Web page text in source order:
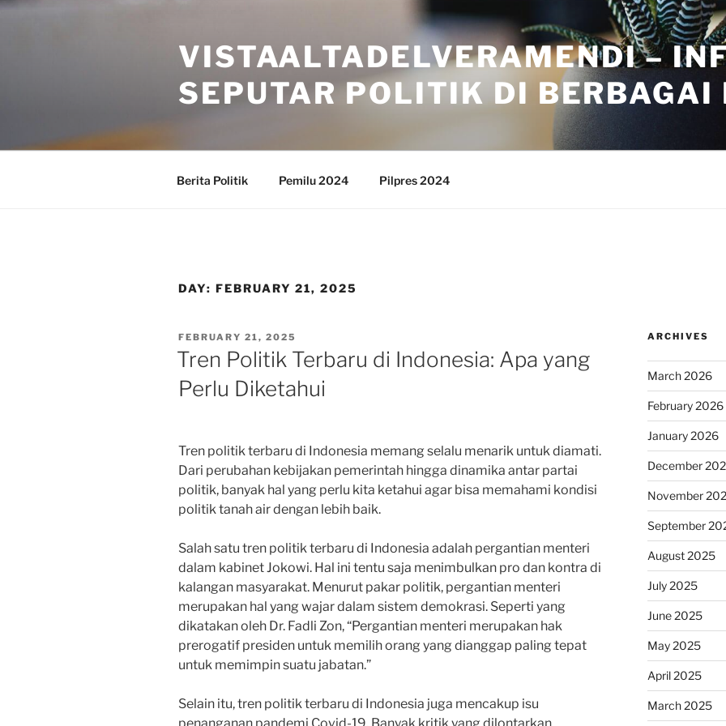
Skip
VISTAALTADELVERAMENDI –
SEPUTAR POLITIK DI BERBAGAI
Berita Politik Pemilu 2024 Pilpres 2024
DAY: FEBRUARY 21, 2025
POSTED
ON
FEBRUARY 21, 2025
Tren Politik Terbaru di Indonesia: Apa yang
Perlu Diketahui
Tren politik terbaru di Indonesia memang selalu menarik untuk diamati.
Dari perubahan kebijakan pemerintah hingga dinamika antar partai
politik, banyak hal yang perlu kita ketahui agar bisa memahami kondisi
politik tanah air dengan lebih baik.
Salah satu tren politik terbaru di Indonesia adalah pergantian menteri
dalam kabinet Jokowi. Hal ini tentu saja menimbulkan pro dan kontra di
kalangan masyarakat. Menurut pakar politik, pergantian menteri
merupakan hal yang wajar dalam sistem demokrasi. Seperti yang
dikatakan oleh Dr. Fadli Zon, “Pergantian menteri merupakan hak
prerogatif presiden untuk memilih orang yang dianggap paling tepat
untuk memimpin suatu jabatan.”
Selain itu, tren politik terbaru di Indonesia juga mencakup isu
ARCHIVES
March 2026
February 2026
January 2026
December
November
September
August 2025
July 2025
June 2025
May 2025
April 2025
March 2025